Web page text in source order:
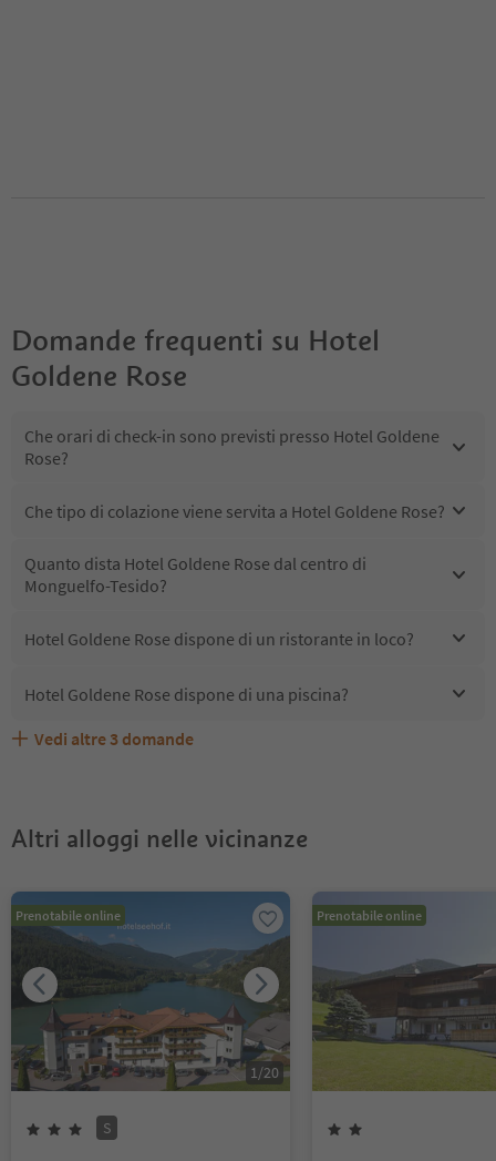
Domande frequenti su Hotel
Goldene Rose
Che orari di check-in sono previsti presso Hotel Goldene
Rose?
Che tipo di colazione viene servita a Hotel Goldene Rose?
Quanto dista Hotel Goldene Rose dal centro di
Monguelfo-Tesido?
Hotel Goldene Rose dispone di un ristorante in loco?
Hotel Goldene Rose dispone di una piscina?
Hotel Goldene Rose accetta animali domestici?
Quali servizi/attività sono disponibili presso Hotel
Gli ospiti di Hotel Goldene Rose ricevono l'Alto Adige
Vedi altre 3 domande
Altri alloggi nelle vicinanze
Prenotabile online
1/20
S
Prenotabile online